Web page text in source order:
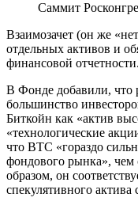
Саммит
Взаимозачет (он же
отдельных активов и
финансовой отчетности.
В Фонде добавили, что
большинство
Биткойн как «актив
«технологические
что BTC «гораздо
фондового рынка», чем
образом, он
спекулятивного